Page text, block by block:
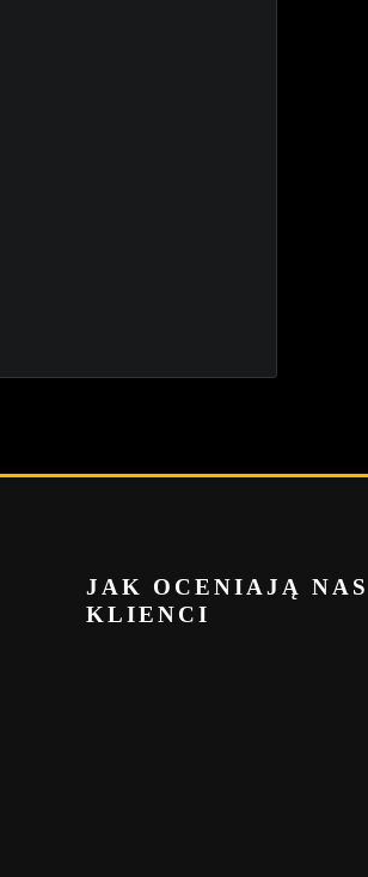
JAK OCENIAJĄ NAS
KLIENCI